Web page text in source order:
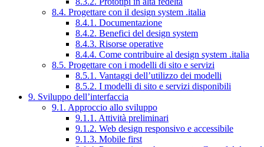
8.4. Progettare con il design system .italia
8.4.1. Documentazione
8.4.2. Benefici del design system
8.4.3. Risorse operative
8.4.4. Come contribuire al design system .italia
8.5. Progettare con i modelli di sito e servizi
8.5.1. Vantaggi dell’utilizzo dei modelli
8.5.2. I modelli di sito e servizi disponibili
9. Sviluppo dell’interfaccia
9.1. Approccio allo sviluppo
9.1.1. Attività preliminari
9.1.2. Web design responsivo e accessibile
9.1.3. Mobile first